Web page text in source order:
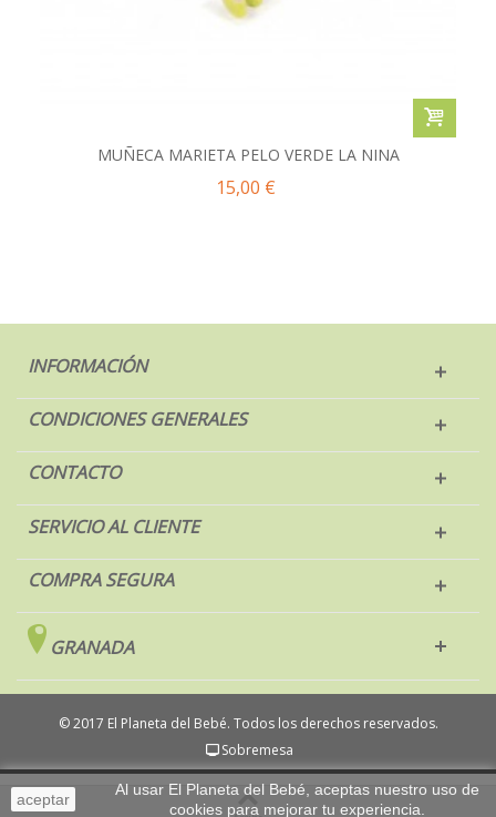
MUÑECA MARIETA PELO VERDE LA NINA
15,00 €
INFORMACIÓN
CONDICIONES GENERALES
CONTACTO
SERVICIO AL CLIENTE
COMPRA SEGURA
GRANADA
aceptar
Al usar El Planeta del Bebé, aceptas nuestro uso de
cookies para mejorar tu experiencia.
© 2017 El Planeta del Bebé. Todos los derechos reservados.
Sobremesa